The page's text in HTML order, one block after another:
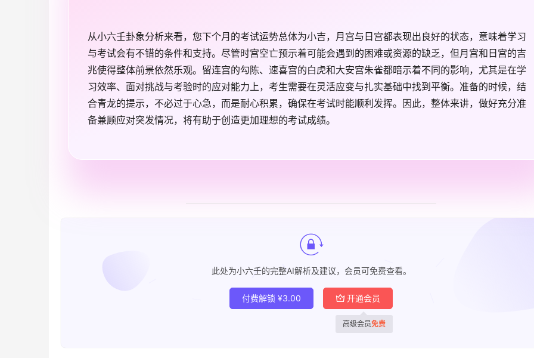
从小六壬卦象分析来看，您下个月的考试运势总体为小吉，月宫与日宫都表现出良好的状态，意味着学习
与考试会有不错的条件和支持。尽管时宫空亡预示着可能会遇到的困难或资源的缺乏，但月宫和日宫的吉
兆使得整体前景依然乐观。留连宫的勾陈、速喜宫的白虎和大安宫朱雀都暗示着不同的影响，尤其是在学
习效率、面对挑战与考验时的应对能力上，考生需要在灵活应变与扎实基础中找到平衡。准备的时候，结
合青龙的提示，不必过于心急，而是耐心积累，确保在考试时能顺利发挥。因此，整体来讲，做好充分准
备兼顾应对突发情况，将有助于创造更加理想的考试成绩。
此处为小六壬的完整AI解析及建议，会员可免费查看。
付费解锁 ¥3.00 开通会员
高级会员免费